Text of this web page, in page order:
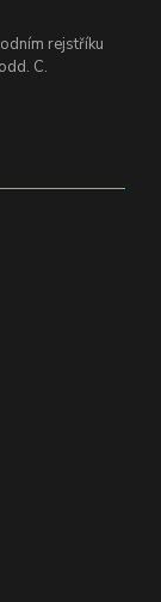
rejstříku
C.